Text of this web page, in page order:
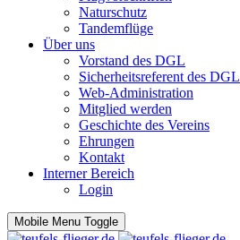
Naturschutz
Tandemflüge
Über uns
Vorstand des DGL
Sicherheitsreferent des DGL
Web-Administration
Mitglied werden
Geschichte des Vereins
Ehrungen
Kontakt
Interner Bereich
Login
Mobile Menu Toggle